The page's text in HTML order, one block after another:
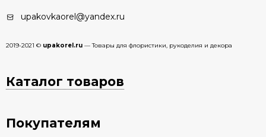
upakovkaorel@yandex.ru
2019-2021 © upakorel.ru — Товары для флористики, рукоделия и декора
Каталог товаров
Покупателям